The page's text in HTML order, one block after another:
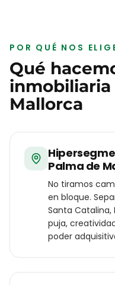
POR QUÉ NOS
Qué
inmobiliaria
Mallorca
Palma de
No tiramos
en bloque.
Santa Catalina,
puja,
poder